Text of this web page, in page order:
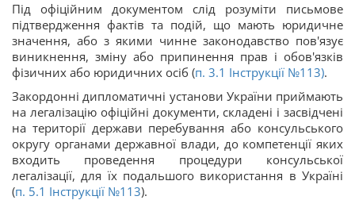
Під офіційним документом слід розуміти письмове
підтвердження фактів та подій, що мають юридичне
значення, або з якими чинне законодавство пов'язує
виникнення, зміну або припинення прав і обов'язків
фізичних або юридичних осіб (п. 3.1 Інструкції №113).
Закордонні дипломатичні установи України приймають
на легалізацію офіційні документи, складені і засвідчені
на території держави перебування або консульського
округу органами державної влади, до компетенції яких
входить проведення процедури консульської
легалізації, для їх подальшого використання в Україні
(п. 5.1 Інструкції №113).